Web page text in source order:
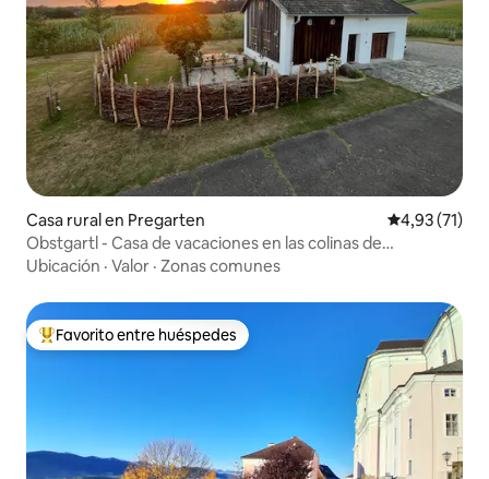
Casa rural en Pregarten Calificación
4,93 (71)
Obstgartl - Casa de vacaciones en las colinas de
Mühlviertel
Ubicación · Valor · Zonas comunes
Favorito entre los huéspedes más destacados
Favorito entre huéspedes